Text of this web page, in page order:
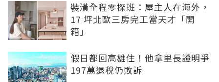
裝潢全程零探班：屋主人在海外，
17 坪北歐三房完工當天才「開
箱」
假日都回高雄住！他拿里長證明爭
197萬退稅仍敗訴